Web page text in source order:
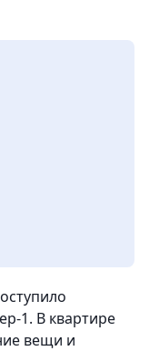
1. В квартире
вещи и